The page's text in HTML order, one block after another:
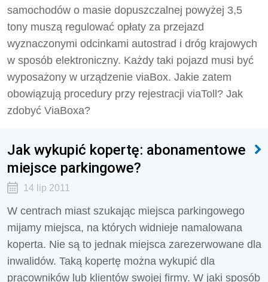
samochodów o masie dopuszczalnej powyżej 3,5
tony muszą regulować opłaty za przejazd
wyznaczonymi odcinkami autostrad i dróg krajowych
w sposób elektroniczny. Każdy taki pojazd musi być
wyposażony w urządzenie viaBox. Jakie zatem
obowiązują procedury przy rejestracji viaToll? Jak
zdobyć ViaBoxa?
Jak wykupić kopertę: abonamentowe
miejsce parkingowe?
14 lip 2011
W centrach miast szukając miejsca parkingowego
mijamy miejsca, na których widnieje namalowana
koperta. Nie są to jednak miejsca zarezerwowane dla
inwalidów. Taką kopertę można wykupić dla
pracowników lub klientów swojej firmy. W jaki sposób